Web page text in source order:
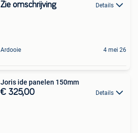
Zie omschrijving Details
Ardooie 4 mei 26
Joris ide panelen 150mm
€ 325,00 Details